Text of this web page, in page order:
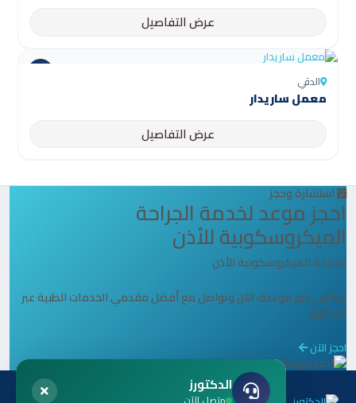
عرض التفاصيل
الدقي
معمل ساريدار
عرض التفاصيل
استشارة وحجز
احجز موعد لخدمة الجراحة
الميكروسكوبية للأذن
الجراحة الميكروسكوبية للأذن
ابدأ في حجز موعدك الآن وتواصل مع أفضل مقدمي الخدمات الطبية عبر
الدكتورز.
احجز الآن
الدكتورز